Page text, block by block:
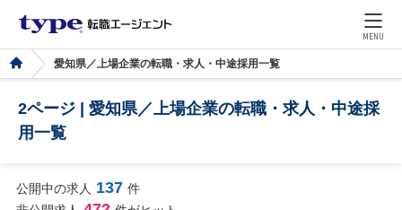
MENU
愛知県／上場企業の転職・求人・中途採用一覧
2ページ | 愛知県／上場企業の転職・求人・中途採
用一覧
公開中の求人 137 件